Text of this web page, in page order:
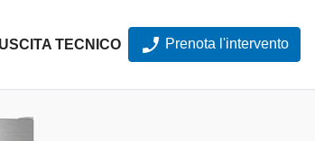
USCITA TECNICO Prenota l'intervento